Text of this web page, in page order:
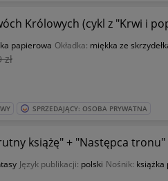
Królowych (cykl z "Krwi i
papierowa Okładka: miękka ze
zł
SPRZEDAJĄCY: OSOBA PRYWATNA
książę" + "Następca tronu"
Język publikacji: polski Nośnik: książka